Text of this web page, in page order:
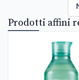
Prodotti affini